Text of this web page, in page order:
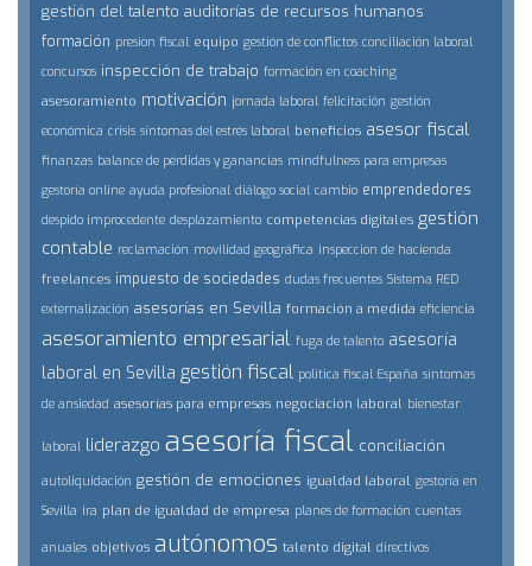
gestión del talento auditorías de recursos humanos
formación presion fiscal equipo gestión de conflictos conciliación laboral
concursos inspección de trabajo formación en coaching
asesoramiento motivación jornada laboral felicitación gestión
económica crisis síntomas del estrés laboral beneficios asesor fiscal
finanzas balance de pérdidas y ganancias mindfulness para empresas
gestoría online ayuda profesional diálogo social cambio emprendedores
despido improcedente desplazamiento competencias digitales gestión
contable reclamación movilidad geográfica inspeccion de hacienda
freelances impuesto de sociedades dudas frecuentes Sistema RED
externalización asesorías en Sevilla formación a medida eficiencia
asesoramiento empresarial fuga de talento asesoría
laboral en Sevilla gestión fiscal politica fiscal España síntomas
de ansiedad asesorías para empresas negociación laboral bienestar
laboral liderazgo asesoría fiscal conciliación
autoliquidación gestión de emociones igualdad laboral gestoría en
Sevilla ira plan de igualdad de empresa planes de formación cuentas
anuales objetivos autónomos talento digital directivos